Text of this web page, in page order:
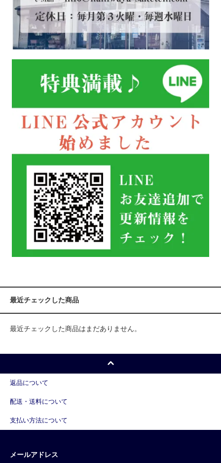
最近チェックした商品
最近チェックした商品はまだありません。
返品について
配送・送料について
支払い方法について
メールアドレス